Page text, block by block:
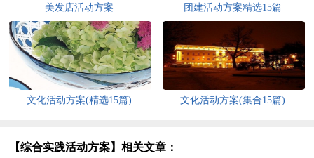
美发店活动方案 团建活动方案精选15篇
文化活动方案(精选15篇) 文化活动方案(集合15篇)
【综合实践活动方案】相关文章：